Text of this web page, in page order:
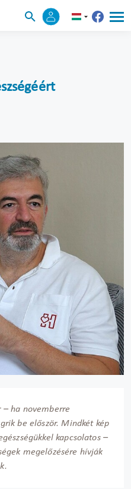
– ha novemberre
be először. Mindkét kép
kapcsolatos –
megelőzésére hívják